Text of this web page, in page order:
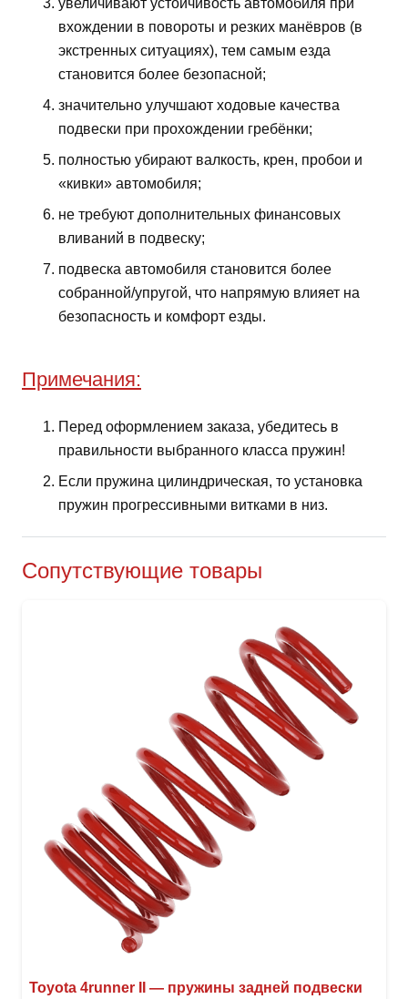
вхождении в повороты и резких манёвров (в
экстренных ситуациях), тем самым езда
становится более безопасной;
значительно улучшают ходовые качества
подвески при прохождении гребёнки;
полностью убирают валкость, крен, пробои и
«кивки» автомобиля;
не требуют дополнительных финансовых
вливаний в подвеску;
подвеска автомобиля становится более
собранной/упругой, что напрямую влияет на
безопасность и комфорт езды.
Примечания:
Перед оформлением заказа, убедитесь в
правильности выбранного класса пружин!
Если пружина цилиндрическая, то установка
пружин прогрессивными витками в низ.
Сопутствующие товары
Toyota 4runner II — пружины задней подвески